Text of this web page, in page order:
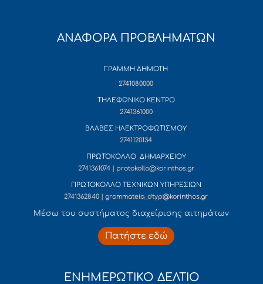
ΑΝΑΦΟΡΑ ΠΡΟΒΛΗΜΑΤΩΝ
ΓΡΑΜΜΗ ΔΗΜΟΤΗ
2741080000
ΤΗΛΕΦΩΝΙΚΟ ΚΕΝΤΡΟ
2741361000
ΒΛΑΒΕΣ ΗΛΕΚΤΡΟΦΩΤΙΣΜΟΥ
2741120134
ΠΡΩΤΟΚΟΛΛΟ ΔΗΜΑΡΧΕΙΟΥ
2741361074 | protokollo@korinthos.gr
ΠΡΩΤΟΚΟΛΛΟ ΤΕΧΝΙΚΩΝ ΥΠΗΡΕΣΙΩΝ
2741362840 | grammateia_dtyp@korinthos.gr
Mέσω του συστήματος διαχείρισης αιτημάτων
Πατήστε εδώ
ΕΝΗΜΕΡΩΤΙΚΟ ΔΕΛΤΙΟ